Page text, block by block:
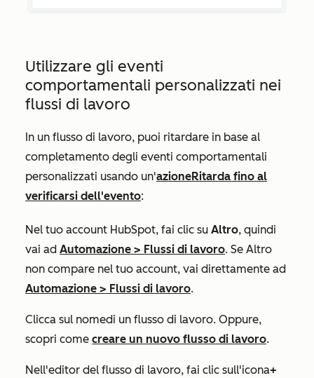
Utilizzare gli eventi
comportamentali personalizzati nei
flussi di lavoro
In un flusso di lavoro, puoi ritardare in base al
completamento degli eventi comportamentali
personalizzati usando un'azioneRitarda fino al
verificarsi dell'evento:
Nel tuo account HubSpot, fai clic su Altro, quindi
vai ad Automazione > Flussi di lavoro. Se Altro
non compare nel tuo account, vai direttamente ad
Automazione > Flussi di lavoro.
Clicca sul nomedi un flusso di lavoro. Oppure,
scopri come creare un nuovo flusso di lavoro.
Nell'editor del flusso di lavoro, fai clic sull'icona+